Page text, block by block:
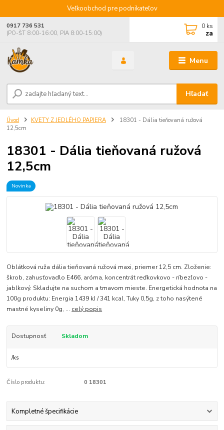
Veľkoobchod pre podnikateľov
Menu
Hľadať
0917 736 531
(PO-ŠT 8:00-16:00, PIA 8:00-15:00)
0 ks
za
Úvod KVETY Z JEDLÉHO PAPIERA
18301 - Dália tieňovaná ružová
12,5cm
18301 - Dália tieňovaná ružová
12,5cm
Novinka
Oblátková ruža dália tieňovaná ružová maxi, priemer 12,5 cm. Zloženie:
škrob, zahusťovadlo E466, aróma, koncentrát reďkovkovo - ríbezľovo -
jablkový. Skladujte na suchom a tmavom mieste. Energetická hodnota na
100g produktu: Energia 1439 kJ / 341 kcal, Tuky 0,5g, z toho nasýtené
mastné kyseliny 0g, ... celý popis
Dostupnosť Skladom
/ks
Číslo produktu: 0 18301
Kompletné špecifikácie